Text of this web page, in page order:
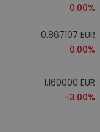
0.00%
0.867107 EUR
0.00%
1.160000 EUR
-3.00%